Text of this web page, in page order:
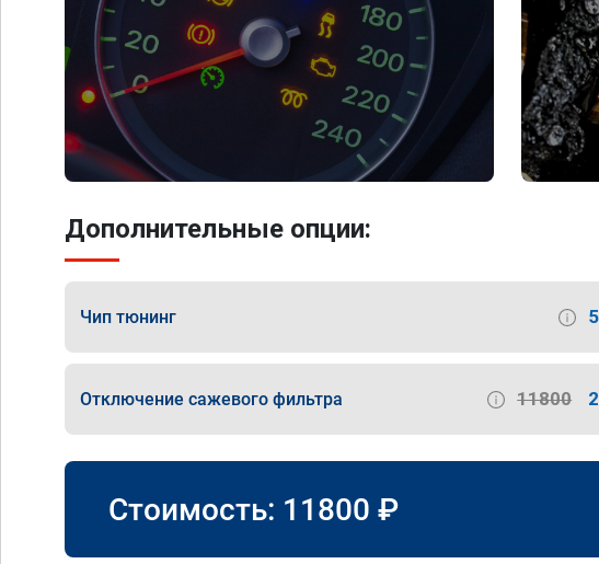
Дополнительные опции:
Чип тюнинг
Отключение сажевого фильтра 11800
Стоимость: 11800 ₽